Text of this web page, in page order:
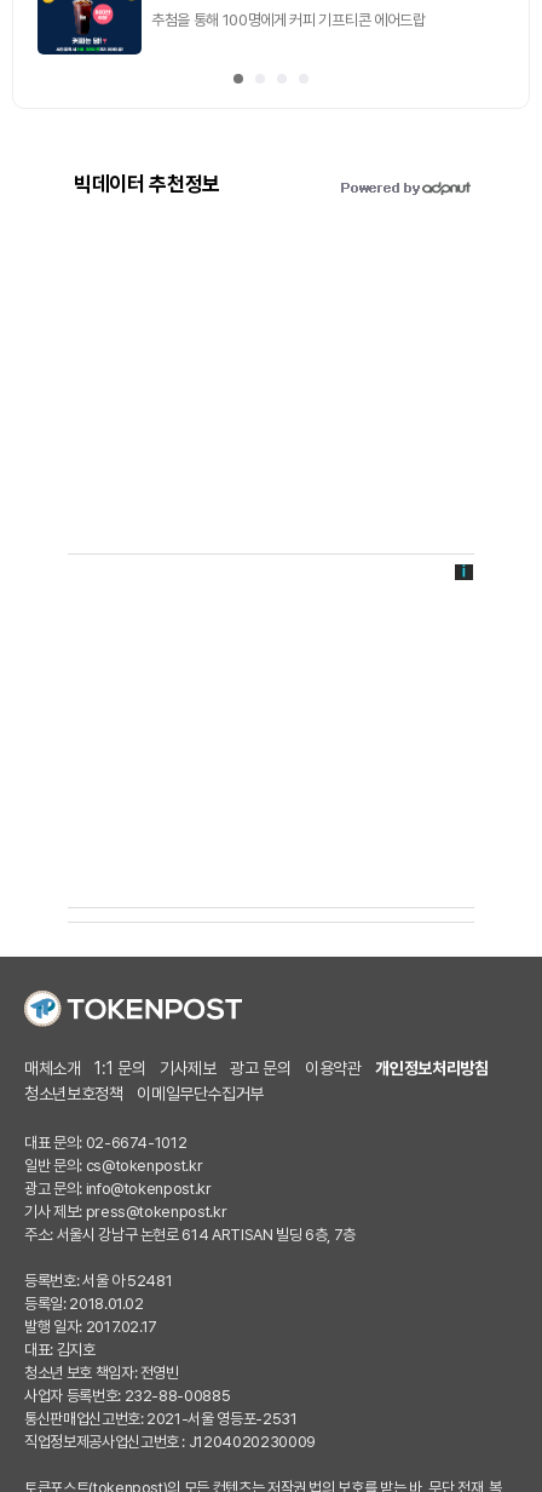
추첨을 통해 100명에게 커피 기프티콘 에어드랍
빅데이터 추천정보
매체소개 1:1 문의 기사제보 광고 문의 이용약관
개인정보처리방침
청소년보호정책
이메일무단수집거부
대표 문의: 02-6674-1012
일반 문의: cs@tokenpost.kr
광고 문의: info@tokenpost.kr
기사 제보: press@tokenpost.kr
주소: 서울시 강남구 논현로 614 ARTISAN 빌딩 6층, 7층
등록번호: 서울 아 52481
등록일: 2018.01.02
발행 일자: 2017.02.17
대표: 김지호
청소년 보호 책임자: 전영빈
사업자 등록번호: 232-88-00885
통신판매업신고번호: 2021-서울 영등포-2531
직업정보제공사업신고번호 : J1204020230009
토큰포스트(tokenpost)의 모든 컨텐츠는 저작권 법의 보호를 받는 바, 무단 전재, 복